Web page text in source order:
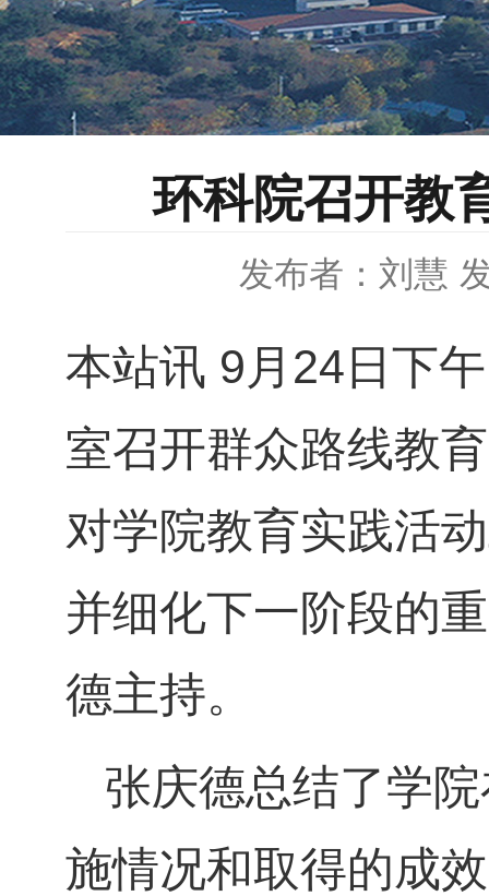
环科院召开教
发布者：刘慧
本站讯 9月24日下
室召开群众路线教
对学院教育实践活
并细化下一阶段的
德主持。
张庆德总结了学
施情况和取得的成